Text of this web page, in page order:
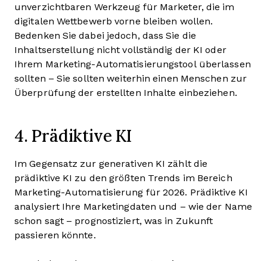
unverzichtbaren Werkzeug für Marketer, die im
digitalen Wettbewerb vorne bleiben wollen.
Bedenken Sie dabei jedoch, dass Sie die
Inhaltserstellung nicht vollständig der KI oder
Ihrem Marketing-Automatisierungstool überlassen
sollten – Sie sollten weiterhin einen Menschen zur
Überprüfung der erstellten Inhalte einbeziehen.
4. Prädiktive KI
Im Gegensatz zur generativen KI zählt die
prädiktive KI zu den größten Trends im Bereich
Marketing-Automatisierung für 2026. Prädiktive KI
analysiert Ihre Marketingdaten und – wie der Name
schon sagt – prognostiziert, was in Zukunft
passieren könnte.